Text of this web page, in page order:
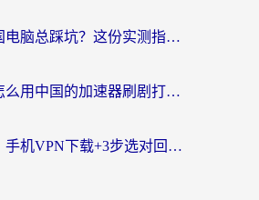
海外翻墙回国电脑总踩坑？这份实测指南帮你选对加速器（附ChickCNinitapMalus对比）
人在韩国，怎么用中国的加速器刷剧打游戏？这份真实体验指南给你答案
海外党必看：手机VPN下载+3步选对回国加速器，无缝刷国内资源不再愁